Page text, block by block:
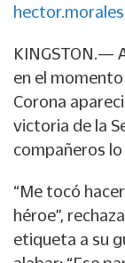
KINGSTON.—
en el
Corona
victoria de la
compañeros lo
“Me tocó
héroe”,
etiqueta a su